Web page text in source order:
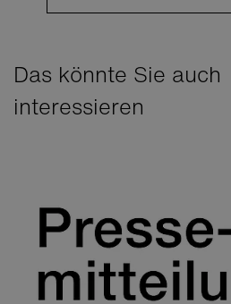
Das könnte Sie auch
interessieren